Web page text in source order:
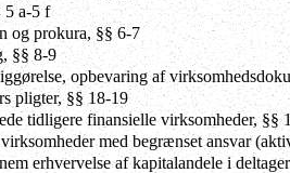
5 a-5 f
og prokura, §§ 6-7
§§ 8-9
opbevaring af
pligter, §§ 18-19
tidligere finansielle virksomheder, §§
med begrænset ansvar
erhvervelse af kapitalandele i